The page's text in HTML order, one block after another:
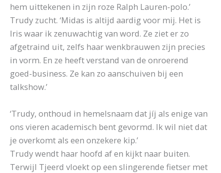
hem uittekenen in zijn roze Ralph Lauren-polo.’
Trudy zucht. ‘Midas is altijd aardig voor mij. Het is
Iris waar ik zenuwachtig van word. Ze ziet er zo
afgetraind uit, zelfs haar wenkbrauwen zijn precies
in vorm. En ze heeft verstand van de onroerend
goed-business. Ze kan zo aanschuiven bij een
talkshow.’
‘Trudy, onthoud in hemelsnaam dat jíj als enige van
ons vieren academisch bent gevormd. Ik wil niet dat
je overkomt als een onzekere kip.’
Trudy wendt haar hoofd af en kijkt naar buiten.
Terwijl Tjeerd vloekt op een slingerende fietser met